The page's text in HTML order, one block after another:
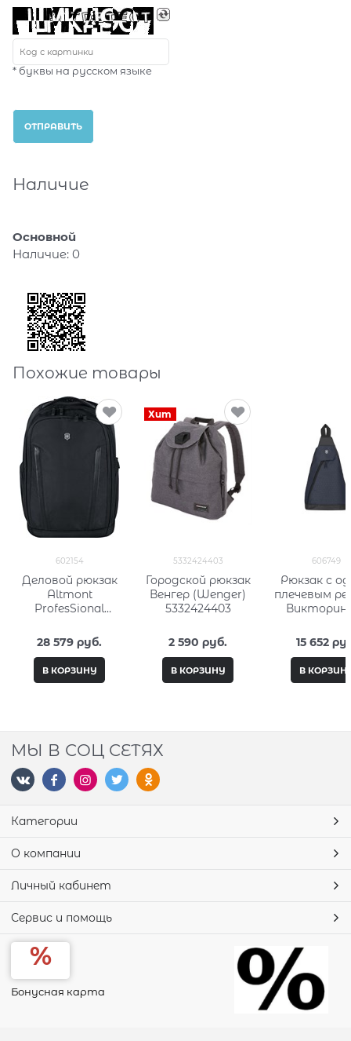
* буквы на русском языке
Наличие
Основной
Наличие: 0
Похожие товары
602154
Деловой рюкзак
Altmont
ProfesSional
Викторинокс
(Victorinox) 602154
28 579 руб.
В КОРЗИНУ
Хит
5332424403
Городской рюкзак
Венгер (Wenger)
5332424403
2 590 руб.
В КОРЗИНУ
606749
Рюкзак с
плечевым
Altmont
606749
15 652
В
МЫ В СОЦ СЕТЯХ
Категории
О компании
Личный кабинет
Сервис и помощь
Бонусная карта